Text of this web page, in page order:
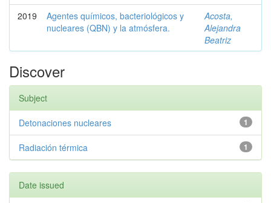
2019
Agentes químicos, bacteriológicos y
nucleares (QBN) y la atmósfera.
Acosta,
Alejandra
Beatriz
Discover
Subject
1
Detonaciones nucleares
1
Radiación térmica
Date issued